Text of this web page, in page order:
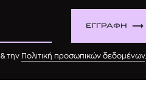
ΕΓΓΡΑΦΗ
& την Πολιτική προσωπικών δεδομένων.